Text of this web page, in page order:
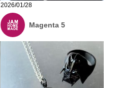
2026/01/28
Magenta 5